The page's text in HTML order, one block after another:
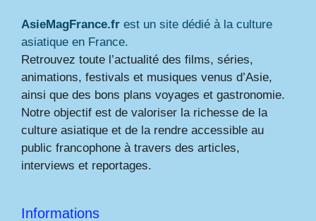
AsieMagFrance.fr est un site dédié à la culture
asiatique en France.
Retrouvez toute l’actualité des films, séries,
animations, festivals et musiques venus d’Asie,
ainsi que des bons plans voyages et gastronomie.
Notre objectif est de valoriser la richesse de la
culture asiatique et de la rendre accessible au
public francophone à travers des articles,
interviews et reportages.
Informations